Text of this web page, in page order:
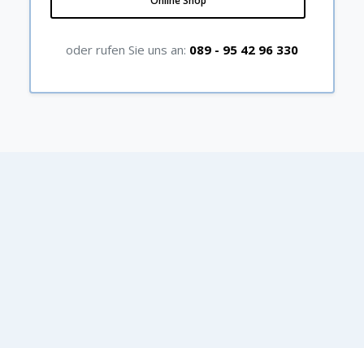
oder rufen Sie uns an: 089 - 95 42 96 330